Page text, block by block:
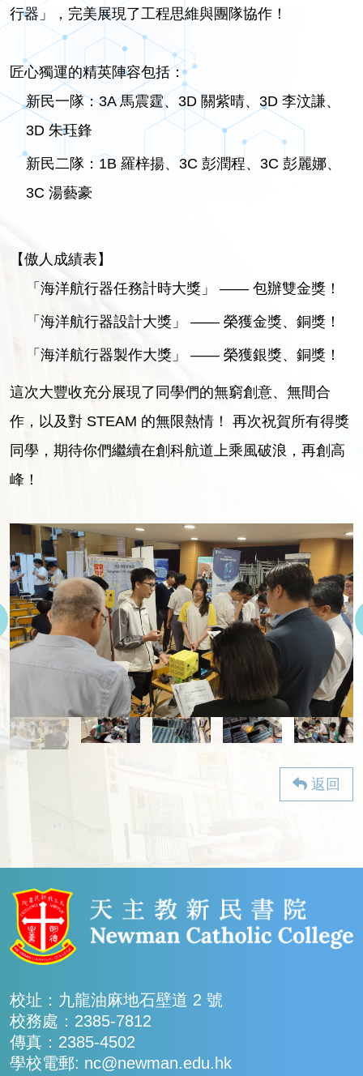
行器」，完美展現了工程思維與團隊協作！
匠心獨運的精英陣容包括：
新民一隊：3A 馬震霆、3D 關紫晴、3D 李汶謙、
3D 朱珏鋒
新民二隊：1B 羅梓揚、3C 彭潤程、3C 彭麗娜、
3C 湯藝豪
【傲人成績表】
「海洋航行器任務計時大獎」 —— 包辦雙金獎！
「海洋航行器設計大獎」 —— 榮獲金獎、銅獎！
「海洋航行器製作大獎」 —— 榮獲銀獎、銅獎！
這次大豐收充分展現了同學們的無窮創意、無間合
作，以及對 STEAM 的無限熱情！ 再次祝賀所有得獎
同學，期待你們繼續在創科航道上乘風破浪，再創高
峰！
返回
校址：九龍油麻地石壁道 2 號
校務處：2385-7812
傳真：2385-4502
學校電郵: nc@newman.edu.hk